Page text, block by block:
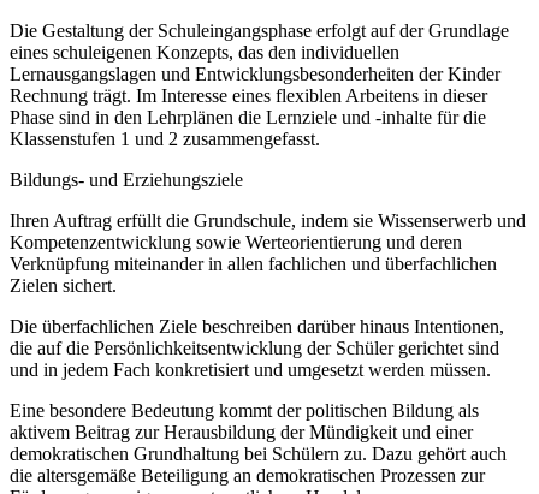
Die Gestaltung der Schuleingangsphase erfolgt auf der Grundlage
eines schuleigenen Konzepts, das den individuellen
Lernausgangslagen und Entwicklungsbesonderheiten der Kinder
Rechnung trägt. Im Interesse eines flexiblen Arbeitens in dieser
Phase sind in den Lehrplänen die Lernziele und -inhalte für die
Klassenstufen 1 und 2 zusammengefasst.
Bildungs- und Erziehungsziele
Ihren Auftrag erfüllt die Grundschule, indem sie Wissenserwerb und
Kompetenzentwicklung sowie Werteorientierung und deren
Verknüpfung miteinander in allen fachlichen und überfachlichen
Zielen sichert.
Die überfachlichen Ziele beschreiben darüber hinaus Intentionen,
die auf die Persönlichkeitsentwicklung der Schüler gerichtet sind
und in jedem Fach konkretisiert und umgesetzt werden müssen.
Eine besondere Bedeutung kommt der politischen Bildung als
aktivem Beitrag zur Herausbildung der Mündigkeit und einer
demokratischen Grundhaltung bei Schülern zu. Dazu gehört auch
die altersgemäße Beteiligung an demokratischen Prozessen zur